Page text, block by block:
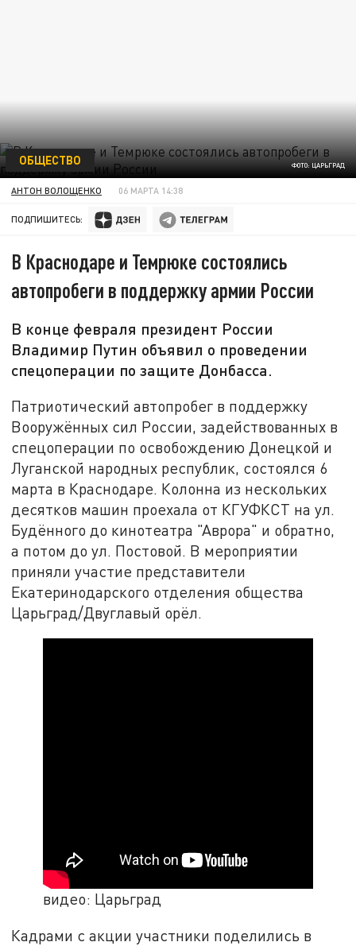
ФОТО: ЦАРЬГРАД
ОБЩЕСТВО
АНТОН ВОЛОЩЕНКО 06 МАРТА 14:38
ПОДПИШИТЕСЬ:
В Краснодаре и Темрюке состоялись
автопробеги в поддержку армии России
В конце февраля президент России
Владимир Путин объявил о проведении
спецоперации по защите Донбасса.
Патриотический автопробег в поддержку
Вооружённых сил России, задействованных в
спецоперации по освобождению Донецкой и
Луганской народных республик, состоялся 6
марта в Краснодаре. Колонна из нескольких
десятков машин проехала от КГУФКСТ на ул.
Будённого до кинотеатра "Аврора" и обратно,
а потом до ул. Постовой. В мероприятии
приняли участие представители
Екатеринодарского отделения общества
Царьград/Двуглавый орёл.
видео: Царьград
Кадрами с акции участники поделились в